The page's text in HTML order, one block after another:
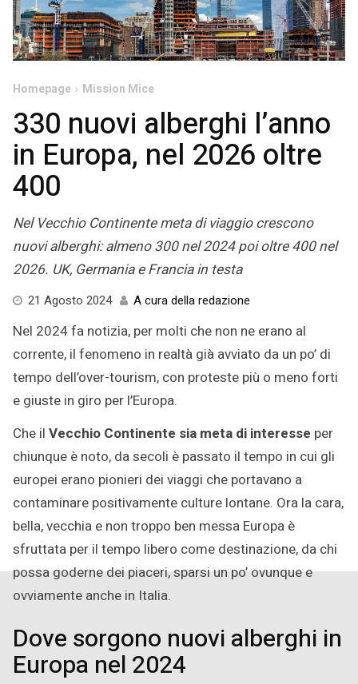
Homepage Mission Mice
330 nuovi alberghi l’anno
in Europa, nel 2026 oltre
400
Nel Vecchio Continente meta di viaggio crescono
nuovi alberghi: almeno 300 nel 2024 poi oltre 400 nel
2026. UK, Germania e Francia in testa
21 Agosto 202421
2024
A cura della redazione
Nel 2024 fa notizia, per molti che non ne erano al
corrente, il fenomeno in realtà già avviato da un po’ di
tempo dell’over-tourism, con proteste più o meno forti
e giuste in giro per l’Europa.
Che il Vecchio Continente sia meta di interesse per
chiunque è noto, da secoli è passato il tempo in cui gli
europei erano pionieri dei viaggi che portavano a
contaminare positivamente culture lontane. Ora la cara,
bella, vecchia e non troppo ben messa Europa è
sfruttata per il tempo libero come destinazione, da chi
possa goderne dei piaceri, sparsi un po’ ovunque e
ovviamente anche in Italia.
Dove sorgono nuovi alberghi in
Europa nel 2024